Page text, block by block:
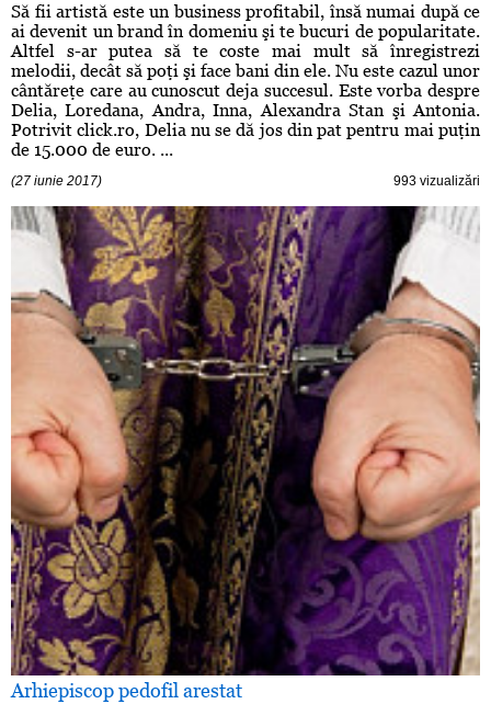
Să fii artistă este un business profitabil, însă numai după ce
ai devenit un brand în domeniu şi te bucuri de popularitate.
Altfel s-ar putea să te coste mai mult să înregistrezi
melodii, decât să poţi şi face bani din ele. Nu este cazul unor
cântăreţe care au cunoscut deja succesul. Este vorba despre
Delia, Loredana, Andra, Inna, Alexandra Stan şi Antonia.
Potrivit click.ro, Delia nu se dă jos din pat pentru mai puţin
de 15.000 de euro. ...
(27 iunie 2017) 993 vizualizări
Arhiepiscop pedofil arestat